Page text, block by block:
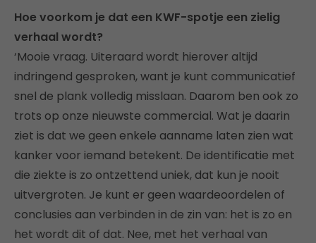
Hoe voorkom je dat een KWF-spotje een zielig
verhaal wordt?
‘Mooie vraag. Uiteraard wordt hierover altijd
indringend gesproken, want je kunt communicatief
snel de plank volledig misslaan. Daarom ben ook zo
trots op onze nieuwste commercial. Wat je daarin
ziet is dat we geen enkele aanname laten zien wat
kanker voor iemand betekent. De identificatie met
die ziekte is zo ontzettend uniek, dat kun je nooit
uitvergroten. Je kunt er geen waardeoordelen of
conclusies aan verbinden in de zin van: het is zo en
het wordt dit of dat. Nee, met het verhaal van